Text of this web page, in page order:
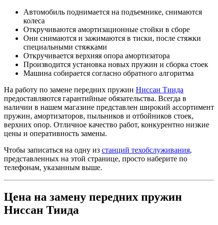
Автомобиль поднимается на подъемнике, снимаются
колеса
Откручиваются амортизационные стойки в сборе
Они снимаются и зажимаются в тиски, после стяжки
специальными стяжками
Откручивается верхняя опора амортизатора
Производится установка новых пружин и сборка стоек
Машина собирается согласно обратного алгоритма
На работу по замене передних пружин Ниссан Тиида
предоставляются гарантийные обязательства. Всегда в
наличии в нашем магазине представлен широкий ассортимент
пружин, амортизаторов, пыльников и отбойников стоек,
верхних опор. Отличное качество работ, конкурентно низкие
цены и оперативность замены.
Чтобы записаться на одну из станций техобслуживания,
представленных на этой странице, просто наберите по
телефонам, указанным выше.
Цена на замену передних пружин
Ниссан Тиида